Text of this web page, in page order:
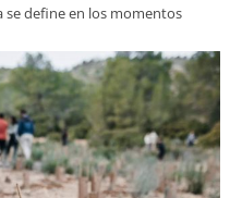
se define en los momentos